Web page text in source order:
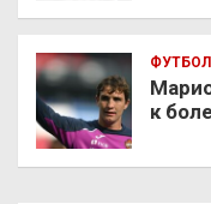
ФУТБОЛ
к